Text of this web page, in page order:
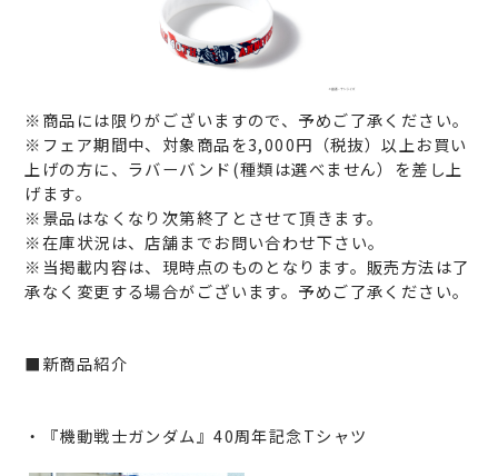
※商品には限りがございますので、予めご了承ください。
※フェア期間中、対象商品を3,000円（税抜）以上お買い
上げの方に、ラバーバンド(種類は選べません）を差し上
げます。
※景品はなくなり次第終了とさせて頂きます。
※在庫状況は、店舗までお問い合わせ下さい。
※当掲載内容は、現時点のものとなります。販売方法は了
承なく変更する場合がございます。予めご了承ください。
■新商品紹介
・『機動戦士ガンダム』40周年記念Tシャツ